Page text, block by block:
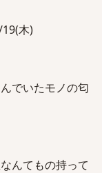
木)
でいたモノの匂
んてもの持って